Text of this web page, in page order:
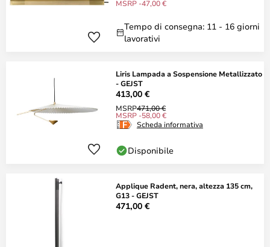
MSRP -47,00 €
Tempo di consegna: 11 - 16 giorni
lavorativi
Liris Lampada a Sospensione Metallizzato
- GEJST
413,00 €
MSRP471,00 €
MSRP -58,00 €
Scheda informativa
Disponibile
Applique Radent, nera, altezza 135 cm,
G13 - GEJST
471,00 €